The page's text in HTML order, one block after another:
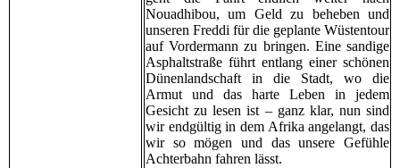
Nouadhibou, um Geld zu beheben und
unseren Freddi für die geplante Wüstentour
auf Vordermann zu bringen. Eine sandige
Asphaltstraße führt entlang einer schönen
Dünenlandschaft in die Stadt, wo die
Armut und das harte Leben in jedem
Gesicht zu lesen ist – ganz klar, nun sind
wir endgültig in dem Afrika angelangt, das
wir so mögen und das unsere Gefühle
Achterbahn fahren lässt.